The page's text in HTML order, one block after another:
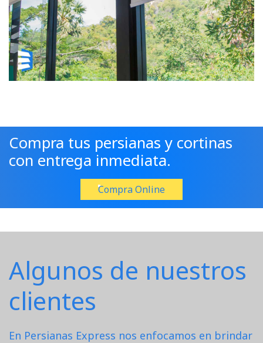
Compra tus persianas y cortinas
con entrega inmediata.
Compra Online
Algunos de nuestros
clientes
En Persianas Express nos enfocamos en brindar